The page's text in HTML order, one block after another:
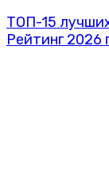
ТОП-15
Рейтинг 2026